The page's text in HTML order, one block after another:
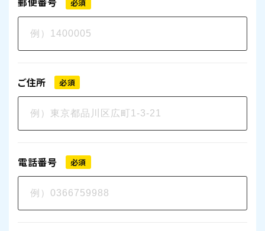
必須
ご住所 必須
電話番号 必須